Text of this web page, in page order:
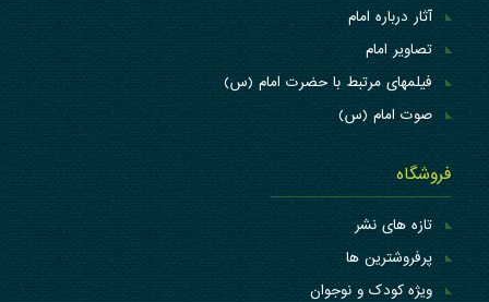
آثار درباره امام
تصاویر امام
فیلمهای مرتبط با حضرت امام (س)
صوت امام (س)
فروشگاه
تازه های نشر
پرفروشترین ها
ویژه کودک و نوجوان